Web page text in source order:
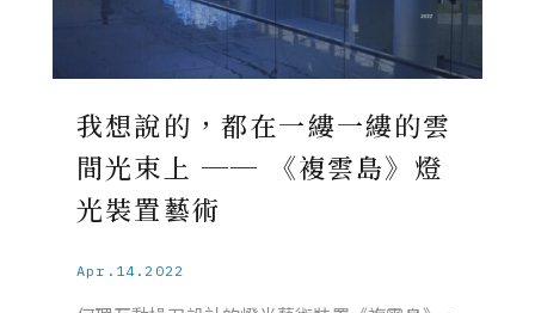
我想說的，都在一縷一縷的雲
間光束上 ── 《複雲島》燈
光裝置藝術
Apr.14.2022